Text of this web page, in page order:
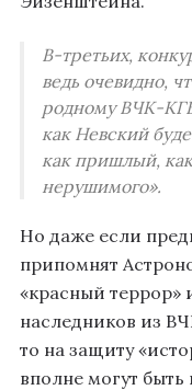
В-третьих,
ведь очевидно,
родному ВЧК-
как Невский
как пришлый,
нерушимого».
Но даже если
припомнят
«красный террор»
наследников из
то на защиту
вполне могут